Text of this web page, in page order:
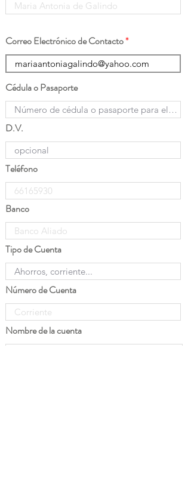
Correo Electrónico de Contacto
Cédula o Pasaporte
D.V.
Teléfono
Banco
Tipo de Cuenta
Número de Cuenta
Nombre de la cuenta